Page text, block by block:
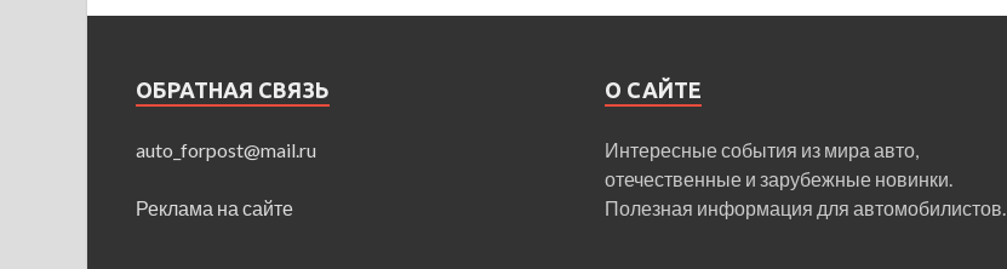
ОБРАТНАЯ СВЯЗЬ
auto_forpost@mail.ru
Реклама на сайте
О САЙТЕ
Интересные события из мира авто,
отечественные и зарубежные новинки.
Полезная информация для автомобилистов.